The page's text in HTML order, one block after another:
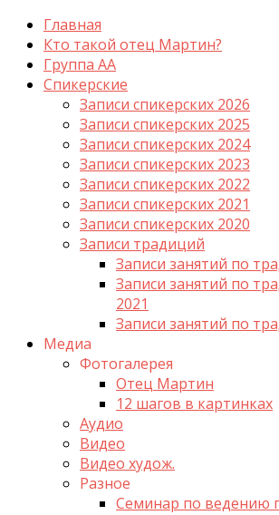
Главная
Кто такой отец Мартин?
Группа АА
Спикерские
Записи спикерских 2026
Записи спикерских 2025
Записи спикерских 2024
Записи спикерских 2023
Записи спикерских 2022
Записи спикерских 2021
Записи спикерских 2020
Записи традиций
Записи занятий по
Записи занятий по
2021
Записи занятий по
Медиа
Фотогалерея
Отец Мартин
12 шагов в картинках
Аудио
Видео
Видео худож.
Разное
Семинар по ведению